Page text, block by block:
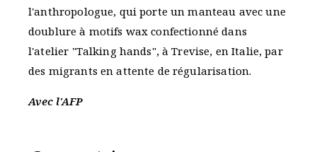
l'anthropologue, qui porte un manteau avec une
doublure à motifs wax confectionné dans
l'atelier "Talking hands", à Trevise, en Italie, par
des migrants en attente de régularisation.
Avec l'AFP